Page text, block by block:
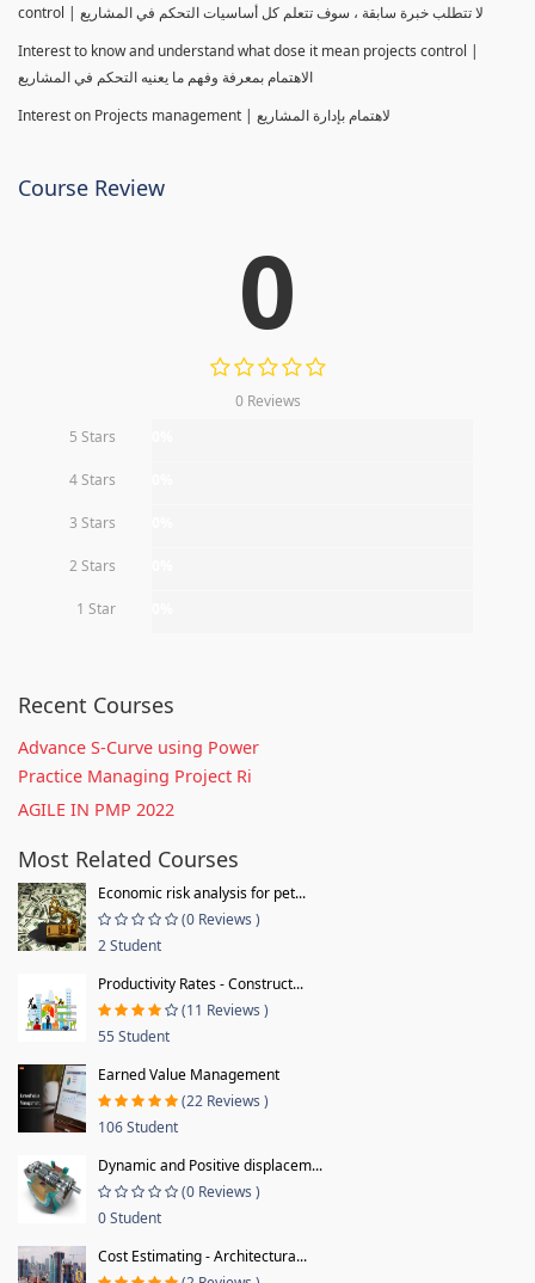
control | لا تتطلب خبرة سابقة ، سوف تتعلم كل أساسيات التحكم في المشاريع
Interest to know and understand what dose it mean projects control |
الاهتمام بمعرفة وفهم ما يعنيه التحكم في المشاريع
Interest on Projects management | لاهتمام بإدارة المشاريع
Course Review
0
0 Reviews
5 Stars
4 Stars
3 Stars
2 Stars
1 Star
Recent Courses
Advance S-Curve using Power
Practice Managing Project Ri
AGILE IN PMP 2022
Most Related Courses
Economic risk analysis for pet...
(0 Reviews )
2 Student
Productivity Rates - Construct...
(11 Reviews )
55 Student
Earned Value Management
(22 Reviews )
106 Student
Dynamic and Positive displacem...
(0 Reviews )
0 Student
Cost Estimating - Architectura...